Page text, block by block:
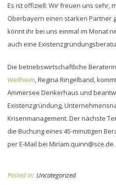
Es ist offiziell: Wir freuen uns sehr,
Oberbayern einen starken Partner
könnt ihr bei uns einmal im Monat
auch eine
Die betriebswirtschaftliche
Weilheim, Regina Ringelband,
Ammersee Denkerhaus und
Existenzgründung,
Krisenmanagement. Der nächste
die Buchung eines 45-minütigen
per E-Mail bei Miriam.quinn@sce.de.
Posted in: Uncategorized